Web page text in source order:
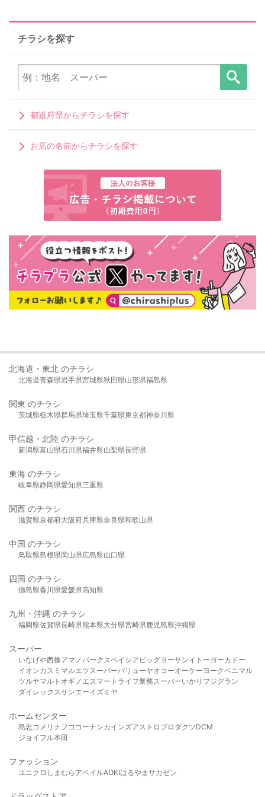
チラシを探す
都道府県からチラシを探す
お店の名前からチラシを探す
北海道・東北 のチラシ
北海道青森県岩手県宮城県秋田県山形県福島県
関東 のチラシ
茨城県栃木県群馬県埼玉県千葉県東京都神奈川県
甲信越・北陸 のチラシ
新潟県富山県石川県福井県山梨県長野県
東海 のチラシ
岐阜県静岡県愛知県三重県
関西 のチラシ
滋賀県京都府大阪府兵庫県奈良県和歌山県
中国 のチラシ
鳥取県島根県岡山県広島県山口県
四国 のチラシ
徳島県香川県愛媛県高知県
九州・沖縄 のチラシ
福岡県佐賀県長崎県熊本県大分県宮崎県鹿児島県沖縄県
スーパー
いなげや西條アマノパークスベイシア ビッグヨーサンイトーヨーカドー
イオンカスミ マルエツスーパーバリューヤオコーオーケー ヨークベニマル
ツルヤマルト オギノ エスマート ライフ業務スーパーいかり フジグラン
ダイレックスサンエーイズミヤ
ホームセンター
島忠 コメリ ナフコ コーナンカインズアストロプロダクツDCM
ジョイフル本田
ファッション
ユニクロ しまむら アベイルAOKIはるやま サカゼン